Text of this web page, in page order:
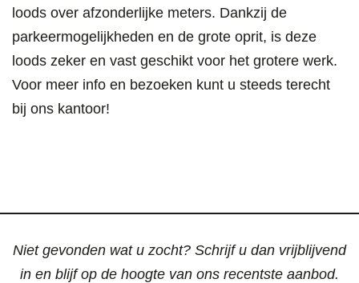
loods over afzonderlijke meters. Dankzij de
parkeermogelijkheden en de grote oprit, is deze
loods zeker en vast geschikt voor het grotere werk.
Voor meer info en bezoeken kunt u steeds terecht
bij ons kantoor!
Niet gevonden wat u zocht? Schrijf u dan vrijblijvend
in en blijf op de hoogte van ons recentste aanbod.